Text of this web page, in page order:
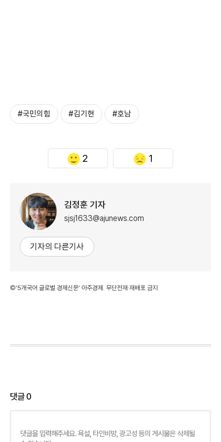
#국민의힘 #김기현 #호남
2 1
김정훈 기자
sjsj1633@ajunews.com
기자의 다른기사
©'5개국어 글로벌 경제신문' 아주경제. 무단전재·재배포 금지
댓글0